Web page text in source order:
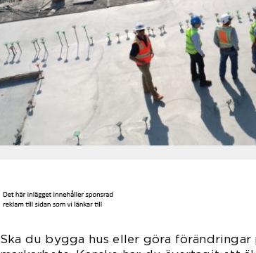
Ska du bygga hus eller göra